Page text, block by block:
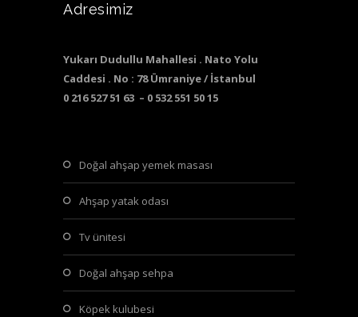
Adresimiz
Yukarı Dudullu Mahallesi . Nato Yolu
Caddesi . No : 78 Ümraniye / İstanbul
0 216 527 51 63 – 0 532 551 50 15
doğal ahşap yemek masası
ahşap yatak odası
tv ünitesi
doğal ahşap sehpa
köpek kulubesi